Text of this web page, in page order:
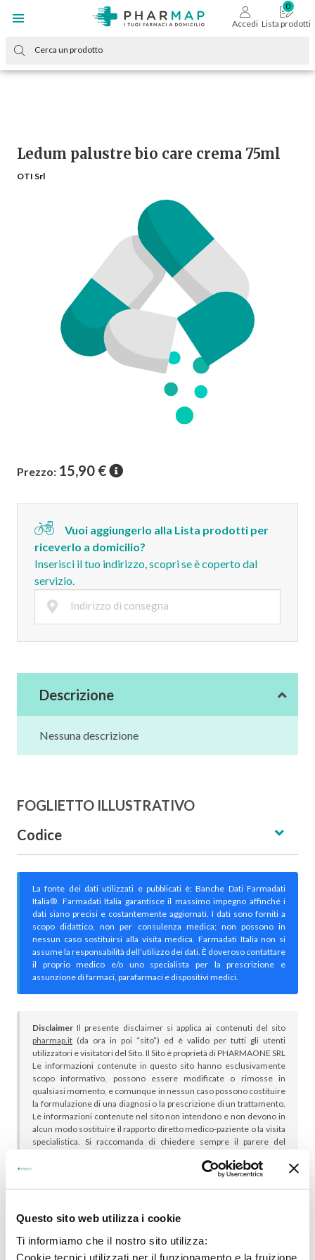
Questo sito web utilizza i cookie
Ti informiamo che il nostro sito utilizza:
Cookie tecnici utilizzati per il funzionamento e la fruizione
Accedi Lista prodotti
Ledum palustre bio care crema 75ml
OTI Srl
Prezzo: 15,90 €
Vuoi aggiungerlo alla Lista prodotti per
riceverlo a domicilio?
Inserisci il tuo indirizzo, scopri se è coperto dal
servizio.
Descrizione
Nessuna descrizione
FOGLIETTO ILLUSTRATIVO
Codice
La fonte dei dati utilizzati e pubblicati è: Banche Dati Farmadati
Italia®. Farmadati Italia garantisce il massimo impegno affinché i
dati siano precisi e costantemente aggiornati. I dati sono forniti a
scopo didattico, non per consulenza medica; non possono in
nessun caso sostituirsi alla visita medica. Farmadati Italia non si
assume la responsabilità dell’utilizzo dei dati. È doveroso contattare
il proprio medico e/o uno specialista per la prescrizione e
assunzione di farmaci, parafarmaci e dispositivi medici.
Disclaimer Il presente disclaimer si applica ai contenuti del sito
pharmap.it (da ora in poi “sito”) ed è valido per tutti gli utenti
utilizzatori e visitatori del Sito. Il Sito è proprietà di PHARMAONE SRL
Le informazioni contenute in questo sito hanno esclusivamente
scopo informativo, possono essere modificate o rimosse in
qualsiasi momento, e comunque in nessun caso possono costituire
la formulazione di una diagnosi o la prescrizione di un trattamento.
Le informazioni contenute nel sito non intendono e non devono in
alcun modo sostituire il rapporto diretto medico-paziente o la visita
specialistica. Si raccomanda di chiedere sempre il parere del
indicazione riportata. Se si hanno dubbi o quesiti sull’uso di un
medicinale è necessario consultare il proprio medico.